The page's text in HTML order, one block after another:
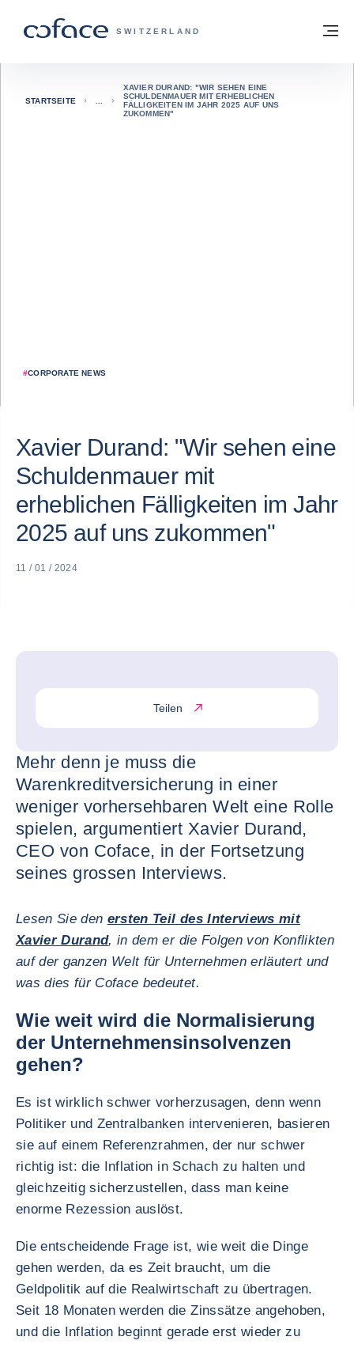
COFACE FOR TRADE - WEBSEITE DER
SWITZERLAND
Zurück zur Startseite
#CORPORATE NEWS
STARTSEITE
XAVIER DURAND: "WIR SEHEN EINE
SCHULDENMAUER MIT ERHEBLICHEN
FÄLLIGKEITEN IM JAHR 2025 AUF UNS
ZUKOMMEN"
Xavier Durand: "Wir sehen eine
Schuldenmauer mit
erheblichen Fälligkeiten im Jahr
2025 auf uns zukommen"
11 / 01 / 2024
Teilen
Mehr denn je muss die
Warenkreditversicherung in einer
weniger vorhersehbaren Welt eine Rolle
spielen, argumentiert Xavier Durand,
CEO von Coface, in der Fortsetzung
seines grossen Interviews.
Lesen Sie den ersten Teil des Interviews mit
Xavier Durand, in dem er die Folgen von Konflikten
auf der ganzen Welt für Unternehmen erläutert und
was dies für Coface bedeutet.
Wie weit wird die Normalisierung
der Unternehmensinsolvenzen
gehen?
Es ist wirklich schwer vorherzusagen, denn wenn
Politiker und Zentralbanken intervenieren, basieren
sie auf einem Referenzrahmen, der nur schwer
richtig ist: die Inflation in Schach zu halten und
gleichzeitig sicherzustellen, dass man keine
enorme Rezession auslöst.
Die entscheidende Frage ist, wie weit die Dinge
gehen werden, da es Zeit braucht, um die
Geldpolitik auf die Realwirtschaft zu übertragen.
Seit 18 Monaten werden die Zinssätze angehoben,
und die Inflation beginnt gerade erst wieder zu